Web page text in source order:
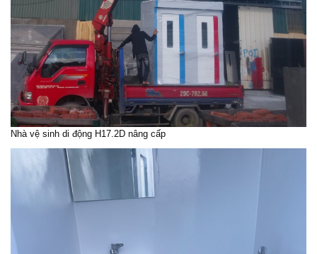
Nhà vệ sinh di động H17.2D nâng cấp